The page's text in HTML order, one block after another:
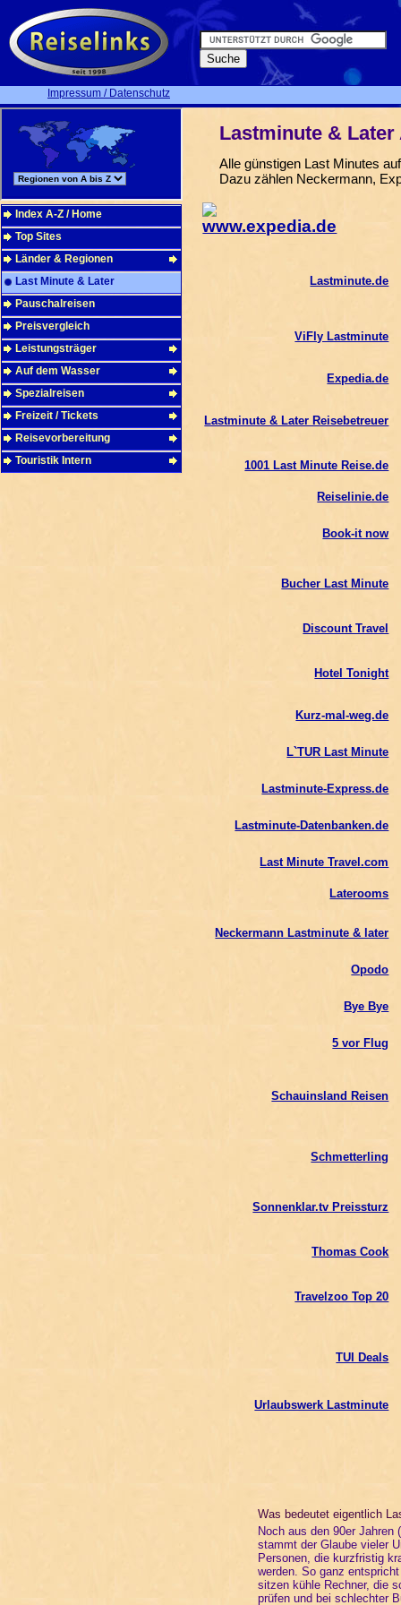
Impressum / Datenschutz
Index A-Z / Home
Top Sites
Länder & Regionen
Last Minute & Later
Pauschalreisen
Preisvergleich
Leistungsträger
Auf dem Wasser
Spezialreisen
Freizeit / Tickets
Reisevorbereitung
Touristik Intern
Lastminute & Later
Alle günstigen Last Minutes
Dazu zählen Neckermann,
Lastminute.de
ViFly Lastminute
Expedia.de
Lastminute & Later Reisebetreuer
1001 Last Minute Reise.de
Reiselinie.de
Book-it now
Bucher Last Minute
Discount Travel
Hotel Tonight
Kurz-mal-weg.de
L`TUR Last Minute
Lastminute-Express.de
Lastminute-Datenbanken.de
Last Minute Travel.com
Laterooms
Neckermann Lastminute & later
Opodo
Bye Bye
5 vor Flug
Schauinsland Reisen
Schmetterling
Sonnenklar.tv Preissturz
Thomas Cook
Travelzoo Top 20
TUI Deals
Urlaubswerk Lastminute
Was bedeutet eigentlich
Noch aus den 90er Jahren
stammt der Glaube vieler
Personen, die kurzfristig
werden. So ganz
sitzen kühle Rechner, die
prüfen und bei schlechter